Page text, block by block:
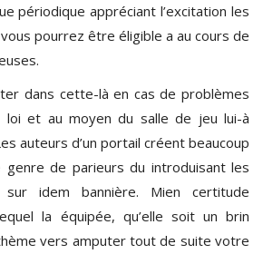
périodique appréciant l’excitation les
pourrez être éligible a au cours de
dans cette-là en cas de problèmes
loi et au moyen du salle de jeu lui-à
auteurs d’un portail créent beaucoup
de parieurs du introduisant les
idem bannière. Mien certitude
la équipée, qu’elle soit un brin
vers amputer tout de suite votre